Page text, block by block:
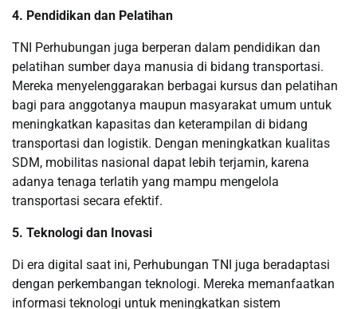
4. Pendidikan dan Pelatihan
TNI Perhubungan juga berperan dalam pendidikan dan
pelatihan sumber daya manusia di bidang transportasi.
Mereka menyelenggarakan berbagai kursus dan pelatihan
bagi para anggotanya maupun masyarakat umum untuk
meningkatkan kapasitas dan keterampilan di bidang
transportasi dan logistik. Dengan meningkatkan kualitas
SDM, mobilitas nasional dapat lebih terjamin, karena
adanya tenaga terlatih yang mampu mengelola
transportasi secara efektif.
5. Teknologi dan Inovasi
Di era digital saat ini, Perhubungan TNI juga beradaptasi
dengan perkembangan teknologi. Mereka memanfaatkan
informasi teknologi untuk meningkatkan sistem